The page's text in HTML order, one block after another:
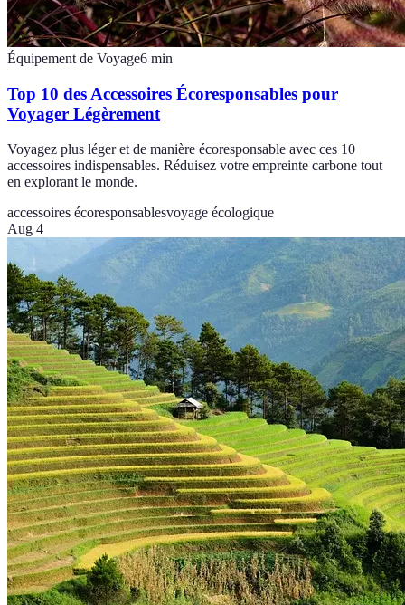
Équipement de Voyage6 min
Top 10 des Accessoires Écoresponsables pour
Voyager Légèrement
Voyagez plus léger et de manière écoresponsable avec ces 10
accessoires indispensables. Réduisez votre empreinte carbone tout
en explorant le monde.
accessoires écoresponsablesvoyage écologique
Aug 4